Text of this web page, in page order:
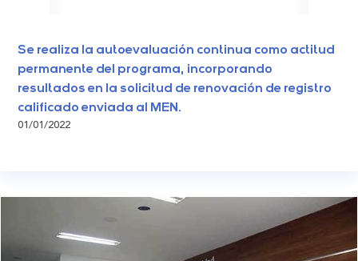
Se realiza la autoevaluación continua como actitud
permanente del programa, incorporando
resultados en la solicitud de renovación de registro
calificado enviada al MEN.
01/01/2022